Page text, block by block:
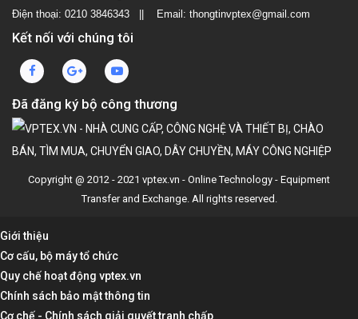
Điện thoại: 0210 3846343 || Email: thongtinvptex@gmail.com
Kết nối với chúng tôi
Đã đăng ký bộ công thương
Copyright @ 2012 - 2021 vptex.vn - Online Technology - Equipment
Transfer and Exchange. All rights reserved.
Giới thiệu
Cơ cấu, bộ máy tổ chức
Quy chế hoạt động vptex.vn
Chính sách bảo mật thông tin
Cơ chế - Chính sách giải quyết tranh chấp